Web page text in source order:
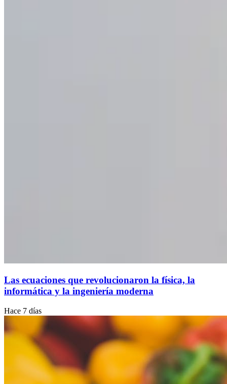
Las ecuaciones que revolucionaron la física, la
informática y la ingeniería moderna
Hace 7 días